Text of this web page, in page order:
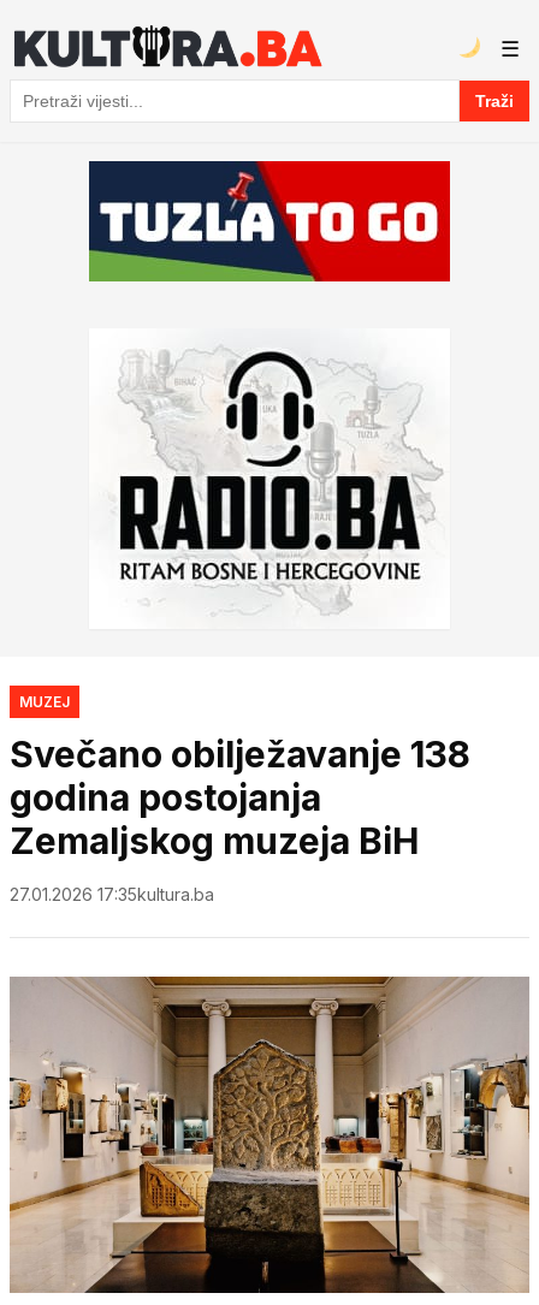
Pretraga
Traži
☰
MUZEJ
Svečano obilježavanje 138
godina postojanja
Zemaljskog muzeja BiH
27.01.2026 17:35kultura.ba